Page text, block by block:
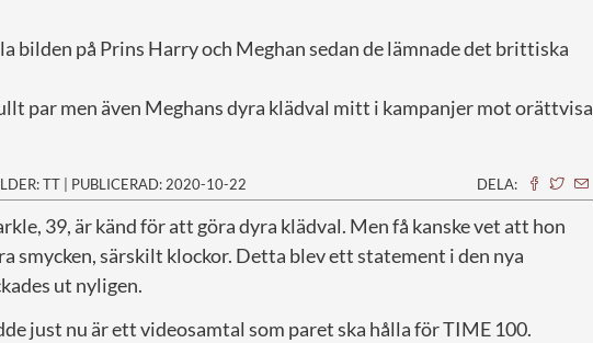
bilden på Prins Harry och Meghan sedan de lämnade det brittiska
par men även Meghans dyra klädval mitt i kampanjer mot orättvisa
TT | PUBLICERAD: 2020-10-22 DELA:
39, är känd för att göra dyra klädval. Men få kanske vet att hon
smycken, särskilt klockor. Detta blev ett statement i den nya
ut nyligen.
just nu är ett videosamtal som paret ska hålla för TIME 100.